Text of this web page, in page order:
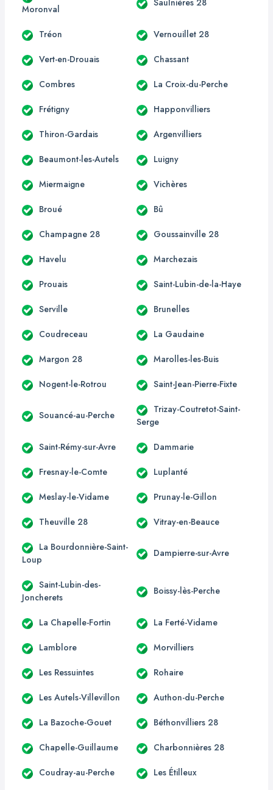
Moronval
Saulnières 28
Tréon Vernouillet 28
Vert-en-Drouais Chassant
Combres La Croix-du-Perche
Frétigny Happonvilliers
Thiron-Gardais Argenvilliers
Beaumont-les-Autels Luigny
Miermaigne Vichères
Broué Bû
Champagne 28 Goussainville 28
Havelu Marchezais
Prouais Saint-Lubin-de-la-Haye
Serville Brunelles
Coudreceau La Gaudaine
Margon 28 Marolles-les-Buis
Nogent-le-Rotrou Saint-Jean-Pierre-Fixte
Souancé-au-Perche
Trizay-Coutretot-Saint-
Serge
Saint-Rémy-sur-Avre Dammarie
Fresnay-le-Comte Luplanté
Meslay-le-Vidame Prunay-le-Gillon
Theuville 28 Vitray-en-Beauce
La Bourdonnière-Saint-
Loup
Dampierre-sur-Avre
Saint-Lubin-des-
Joncherets
Boissy-lès-Perche
La Chapelle-Fortin La Ferté-Vidame
Lamblore Morvilliers
Les Ressuintes Rohaire
Les Autels-Villevillon Authon-du-Perche
La Bazoche-Gouet Béthonvilliers 28
Chapelle-Guillaume Charbonnières 28
Coudray-au-Perche Les Étilleux